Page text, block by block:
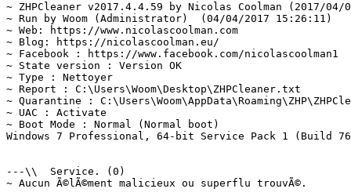
~ ZHPCleaner v2017.4.4.59 by Nicolas Coolman (2017/04/
~ Run by Woom (Administrator)  (04/04/2017 15:26:11)
~ Web: https://www.nicolascoolman.com
~ Blog: https://nicolascoolman.eu/
~ Facebook : https://www.facebook.com/nicolascoolman1
~ State version : Version OK
~ Type : Nettoyer
~ Report : C:\Users\Woom\Desktop\ZHPCleaner.txt
~ Quarantine :
~ UAC : Activate
~ Boot Mode : Normal (Normal boot)
Windows 7 Professional, 64-bit Service Pack 1 (Build
---\\  Service. (0)
~ Aucun Ã©lÃ©ment malicieux ou superflu trouvÃ©.